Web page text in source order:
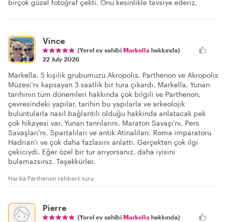
birçok güzel fotoğraf çekti. Onu kesinlikle tavsiye ederiz.
Vince
(Yerel ev sahibi Markella hakkında)
22 July 2026
Markella, 5 kişilik grubumuzu Akropolis, Parthenon ve Akropolis
Müzesi'ni kapsayan 3 saatlik bir tura çıkardı. Markella, Yunan
tarihinin tüm dönemleri hakkında çok bilgili ve Parthenon,
çevresindeki yapılar, tarihin bu yapılarla ve arkeolojik
buluntularla nasıl bağlantılı olduğu hakkında anlatacak pek
çok hikayesi var. Yunan tanrılarını, Maraton Savaşı'nı, Pers
Savaşları'nı, Spartalıları ve antik Atinalıları, Roma imparatoru
Hadrian'ı ve çok daha fazlasını anlattı. Gerçekten çok ilgi
çekiciydi. Eğer özel bir tur arıyorsanız, daha iyisini
bulamazsınız. Teşekkürler.
Harika Parthenon rehberli turu
Pierre
(Yerel ev sahibi Markella hakkında)